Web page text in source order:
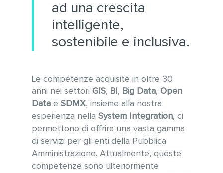
ad una crescita
intelligente,
sostenibile e inclusiva.
Le competenze acquisite in oltre 30
anni nei settoriGIS, BI , Big Data,Open
Data eSDMX, insieme alla nostra
esperienza nellaSystem Integration, ci
permettono di offrire una vasta gamma
di servizi per gli enti della Pubblica
Amministrazione. Attualmente,queste
competenze sono ulteriormente